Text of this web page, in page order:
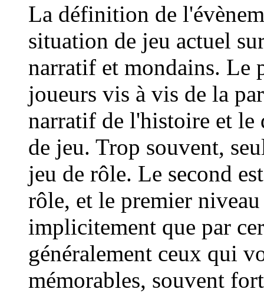
La définition de
situation de jeu actuel
narratif et mondains. Le
joueurs vis à vis de la
narratif de l'histoire et le
de jeu. Trop souvent,
jeu de rôle. Le second
rôle, et le premier
implicitement que par
généralement ceux qui
mémorables, souvent